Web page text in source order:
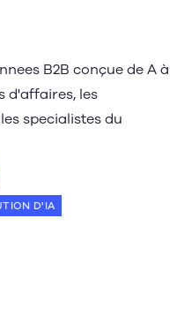
B2B conçue de A à
d'affaires, les
specialistes du
D'IA